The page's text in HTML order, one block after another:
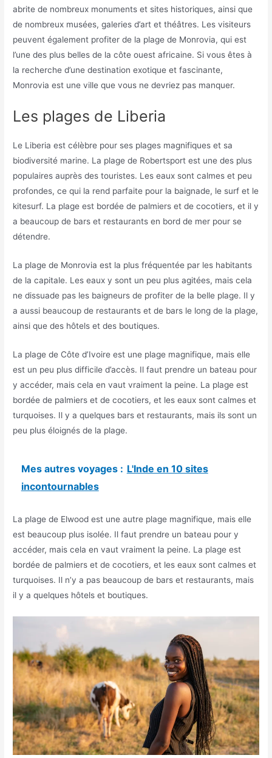
abrite de nombreux monuments et sites historiques, ainsi que
de nombreux musées, galeries d’art et théâtres. Les visiteurs
peuvent également profiter de la plage de Monrovia, qui est
l’une des plus belles de la côte ouest africaine. Si vous êtes à
la recherche d’une destination exotique et fascinante,
Monrovia est une ville que vous ne devriez pas manquer.
Les plages de Liberia
Le Liberia est célèbre pour ses plages magnifiques et sa
biodiversité marine. La plage de Robertsport est une des plus
populaires auprès des touristes. Les eaux sont calmes et peu
profondes, ce qui la rend parfaite pour la baignade, le surf et le
kitesurf. La plage est bordée de palmiers et de cocotiers, et il y
a beaucoup de bars et restaurants en bord de mer pour se
détendre.
La plage de Monrovia est la plus fréquentée par les habitants
de la capitale. Les eaux y sont un peu plus agitées, mais cela
ne dissuade pas les baigneurs de profiter de la belle plage. Il y
a aussi beaucoup de restaurants et de bars le long de la plage,
ainsi que des hôtels et des boutiques.
La plage de Côte d’Ivoire est une plage magnifique, mais elle
est un peu plus difficile d’accès. Il faut prendre un bateau pour
y accéder, mais cela en vaut vraiment la peine. La plage est
bordée de palmiers et de cocotiers, et les eaux sont calmes et
turquoises. Il y a quelques bars et restaurants, mais ils sont un
peu plus éloignés de la plage.
Mes autres voyages : L'Inde en 10 sites
incontournables
La plage de Elwood est une autre plage magnifique, mais elle
est beaucoup plus isolée. Il faut prendre un bateau pour y
accéder, mais cela en vaut vraiment la peine. La plage est
bordée de palmiers et de cocotiers, et les eaux sont calmes et
turquoises. Il n’y a pas beaucoup de bars et restaurants, mais
il y a quelques hôtels et boutiques.